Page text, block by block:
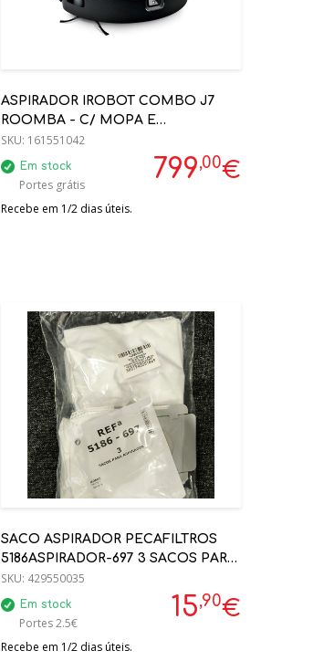
ASPIRADOR IROBOT COMBO J7
ROOMBA - C/ MOPA E
PRECISIONVISION REF: C715840
799,00€
SKU: 161551042
Em stock
Portes grátis
Recebe em 1/2 dias úteis.
SACO ASPIRADOR PECAFILTROS
5186ASPIRADOR-697 3 SACOS PARA
ASPIRADOR IROBOT ROOMBA
15,90€
SKU: 429550035
Em stock
Portes 2.5€
Recebe em 1/2 dias úteis.